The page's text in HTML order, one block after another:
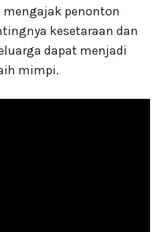
mengajak penonton
kesetaraan dan
dapat menjadi
mimpi.